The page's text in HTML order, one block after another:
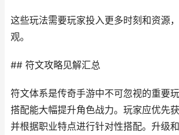
这些玩法需要玩家投入更多时刻和资源
观。
## 符文攻略见解汇总
符文体系是传奇手游中不可忽视的重要
搭配能大幅提升角色战力。玩家应优先获
并根据职业特点进行针对性搭配。升级